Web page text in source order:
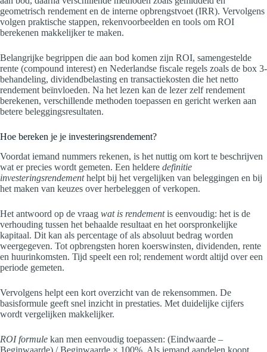
geometrisch rendement en de interne opbrengstvoet (IRR). Vervolgens
volgen praktische stappen, rekenvoorbeelden en tools om ROI
berekenen makkelijker te maken.
Belangrijke begrippen die aan bod komen zijn ROI, samengestelde
rente (compound interest) en Nederlandse fiscale regels zoals de box 3-
behandeling, dividendbelasting en transactiekosten die het netto
rendement beïnvloeden. Na het lezen kan de lezer zelf rendement
berekenen, verschillende methoden toepassen en gericht werken aan
betere beleggingsresultaten.
Hoe bereken je je investeringsrendement?
Voordat iemand nummers rekenen, is het nuttig om kort te beschrijven
wat er precies wordt gemeten. Een heldere definitie
investeringsrendementhelpt bij het vergelijken van beleggingen en bij
het maken van keuzes over herbeleggen of verkopen.
Het antwoord op de vraag wat is rendementis eenvoudig: het is de
verhouding tussen het behaalde resultaat en het oorspronkelijke
kapitaal. Dit kan als percentage of als absoluut bedrag worden
weergegeven. Tot opbrengsten horen koerswinsten, dividenden, rente
en huurinkomsten. Tijd speelt een rol; rendement wordt altijd over een
periode gemeten.
Vervolgens helpt een kort overzicht van de rekensommen. De
basisformule geeft snel inzicht in prestaties. Met duidelijke cijfers
wordt vergelijken makkelijker.
ROI formule kan men eenvoudig toepassen: (Eindwaarde –
Beginwaarde) / Beginwaarde × 100%. Als iemand aandelen koopt